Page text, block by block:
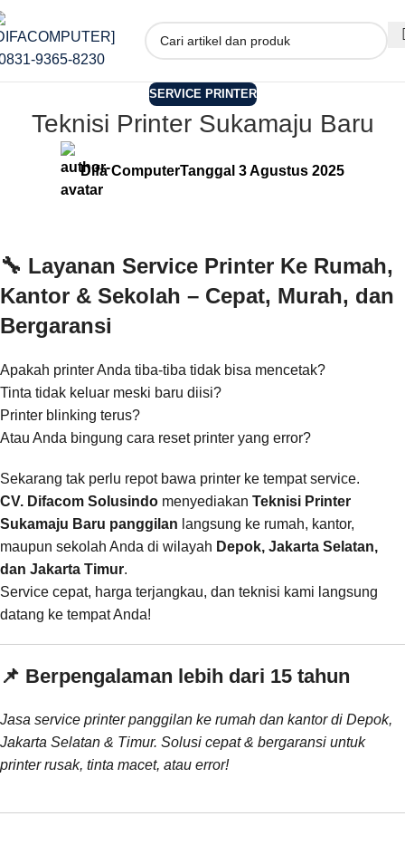
SERVICE PRINTER
Teknisi Printer Sukamaju Baru
Difa ComputerTanggal 3 Agustus 2025
🔧 Layanan Service Printer Ke Rumah,
Kantor & Sekolah – Cepat, Murah, dan
Bergaransi
Apakah printer Anda tiba-tiba tidak bisa mencetak?
Tinta tidak keluar meski baru diisi?
Printer blinking terus?
Atau Anda bingung cara reset printer yang error?
Sekarang tak perlu repot bawa printer ke tempat service.
CV. Difacom Solusindo menyediakan Teknisi Printer
Sukamaju Baru panggilan langsung ke rumah, kantor,
maupun sekolah Anda di wilayah Depok, Jakarta Selatan,
dan Jakarta Timur.
Service cepat, harga terjangkau, dan teknisi kami langsung
datang ke tempat Anda!
📌 Berpengalaman lebih dari 15 tahun
Jasa service printer panggilan ke rumah dan kantor di Depok,
Jakarta Selatan & Timur. Solusi cepat & bergaransi untuk
printer rusak, tinta macet, atau error!